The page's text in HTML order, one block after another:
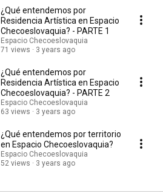
¿Qué entendemos por
Residencia Artística en Espacio
Checoeslovaquia? - PARTE 1
Espacio Checoeslovaquia
71 views
3 years ago
¿Qué entendemos por
Residencia Artística en Espacio
Checoeslovaquia? - PARTE 2
Espacio Checoeslovaquia
63 views
3 years ago
¿Qué entendemos por territorio
en Espacio Checoeslovaquia?
Espacio Checoeslovaquia
52 views
3 years ago